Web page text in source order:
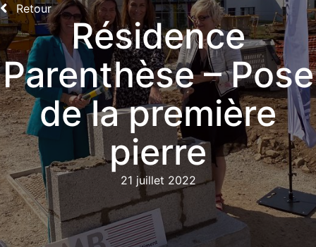
Retour
Résidence
Parenthèse – Pose
de la première
pierre
21 juillet 2022